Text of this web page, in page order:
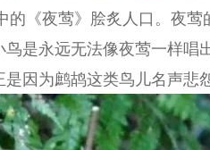
夜莺》脍炙人口。夜莺
是永远无法像夜莺一样唱
因为鹧鸪这类鸟儿名声悲